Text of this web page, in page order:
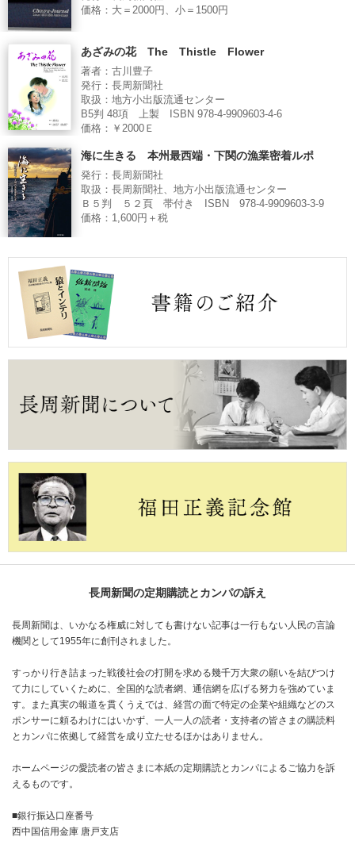
価格：大＝2000円、小＝1500円
あざみの花 The Thistle Flower
著者：古川豊子
発行：長周新聞社
取扱：地方小出版流通センター
B5判 48項 上製 ISBN 978-4-9909603-4-6
価格：￥2000Ｅ
海に生きる 本州最西端・下関の漁業密着ルポ
発行：長周新聞社
取扱：長周新聞社、地方小出版流通センター
Ｂ５判 ５２頁 帯付き ISBN 978-4-9909603-3-9
価格：1,600円＋税
長周新聞の定期購読とカンパの訴え
長周新聞は、いかなる権威に対しても書けない記事は一行もない人民の言論
機関として1955年に創刊されました。
すっかり行き詰まった戦後社会の打開を求める幾千万大衆の願いを結びつけ
て力にしていくために、全国的な読者網、通信網を広げる努力を強めていま
す。また真実の報道を貫くうえでは、経営の面で特定の企業や組織などのス
ポンサーに頼るわけにはいかず、一人一人の読者・支持者の皆さまの購読料
とカンパに依拠して経営を成り立たせるほかはありません。
ホームページの愛読者の皆さまに本紙の定期購読とカンパによるご協力を訴
えるものです。
■銀行振込口座番号
西中国信用金庫 唐戸支店